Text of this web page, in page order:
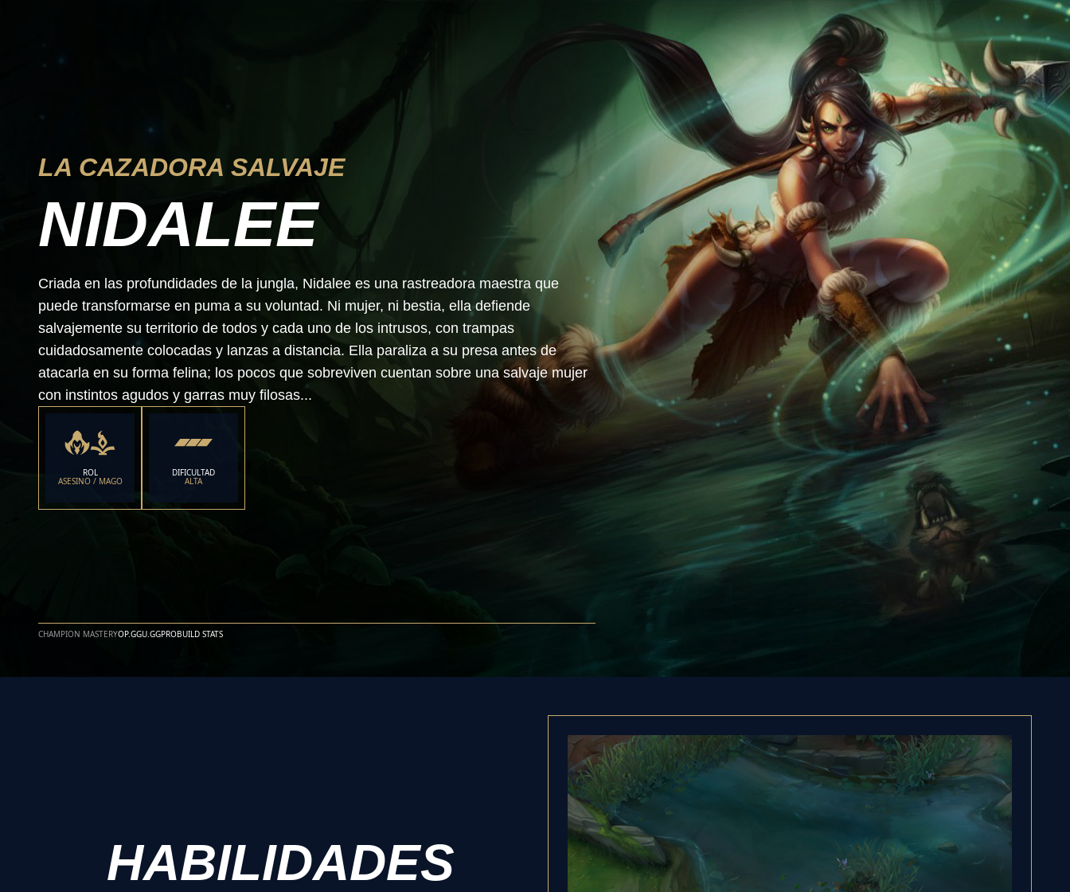
LA CAZADORA SALVAJE
NIDALEE
Criada en las profundidades de la jungla, Nidalee es una rastreadora maestra que
puede transformarse en puma a su voluntad. Ni mujer, ni bestia, ella defiende
salvajemente su territorio de todos y cada uno de los intrusos, con trampas
cuidadosamente colocadas y lanzas a distancia. Ella paraliza a su presa antes de
atacarla en su forma felina; los pocos que sobreviven cuentan sobre una salvaje mujer
con instintos agudos y garras muy filosas...
ROL
ASESINO / MAGO
DIFICULTAD
ALTA
CHAMPION MASTERYOP.GGU.GGPROBUILD STATS
HABILIDADES